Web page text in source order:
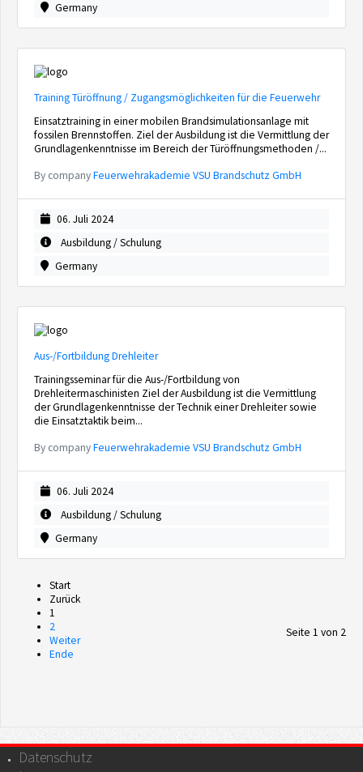
Germany
Training Türöffnung / Zugangsmöglichkeiten für die Feuerwehr
Einsatztraining in einer mobilen Brandsimulationsanlage mit
fossilen Brennstoffen. Ziel der Ausbildung ist die Vermittlung der
Grundlagenkenntnisse im Bereich der Türöffnungsmethoden /...
By companyFeuerwehrakademie VSU Brandschutz GmbH
06. Juli 2024
Ausbildung / Schulung
Germany
Aus-/Fortbildung Drehleiter
Trainingsseminar für die Aus-/Fortbildung von
Drehleitermaschinisten Ziel der Ausbildung ist die Vermittlung
der Grundlagenkenntnisse der Technik einer Drehleiter sowie
die Einsatztaktik beim...
By companyFeuerwehrakademie VSU Brandschutz GmbH
06. Juli 2024
Ausbildung / Schulung
Germany
Start
Zurück
1
2
Weiter
Ende
Seite 1 von 2
Datenschutz